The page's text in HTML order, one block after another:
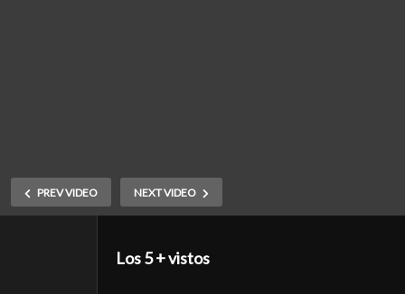
PREV VIDEO NEXT VIDEO
Los 5 + vistos